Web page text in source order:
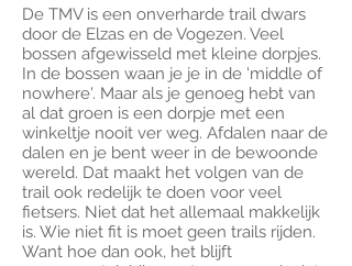
De TMV is een onverharde trail dwars
door de Elzas en de Vogezen. Veel
bossen afgewisseld met kleine dorpjes.
In de bossen waan je je in de 'middle of
nowhere'. Maar als je genoeg hebt van
al dat groen is een dorpje met een
winkeltje nooit ver weg. Afdalen naar de
dalen en je bent weer in de bewoonde
wereld. Dat maakt het volgen van de
trail ook redelijk te doen voor veel
fietsers. Niet dat het allemaal makkelijk
is. Wie niet fit is moet geen trails rijden.
Want hoe dan ook, het blijft